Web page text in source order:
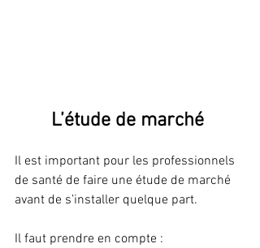
L’étude de marché
Il est important pour les professionnels
de santé de faire une étude de marché
avant de s’installer quelque part.
Il faut prendre en compte :